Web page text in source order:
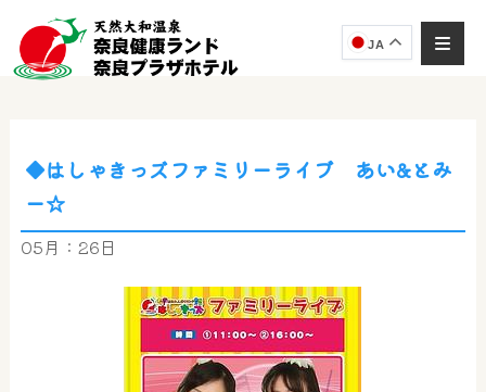
JA
◆はしゃきっズファミリーライブ あい&とみ
ー☆
05月：26日
ご質問をお伺いします。